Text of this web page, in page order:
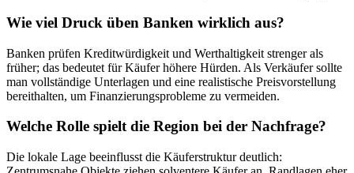
Wie viel Druck üben Banken wirklich aus?
Banken prüfen Kreditwürdigkeit und Werthaltigkeit strenger als
früher; das bedeutet für Käufer höhere Hürden. Als Verkäufer sollte
man vollständige Unterlagen und eine realistische Preisvorstellung
bereithalten, um Finanzierungsprobleme zu vermeiden.
Welche Rolle spielt die Region bei der Nachfrage?
Die lokale Lage beeinflusst die Käuferstruktur deutlich: